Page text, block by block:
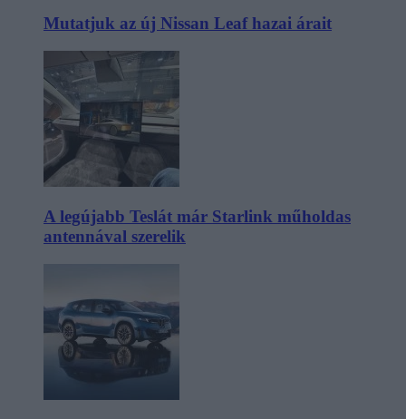
Mutatjuk az új Nissan Leaf hazai árait
A legújabb Teslát már Starlink műholdas
antennával szerelik